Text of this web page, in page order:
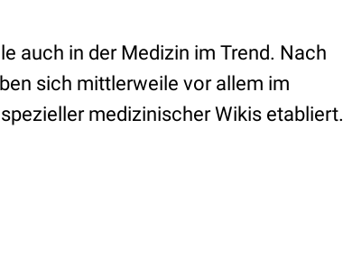
auch in der Medizin im Trend. Nach
sich mittlerweile vor allem im
medizinischer Wikis etabliert.